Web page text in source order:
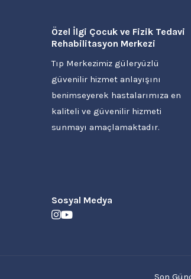
Özel İlgi Çocuk ve Fizik Tedavi
Rehabilitasyon Merkezi
Tıp Merkezimiz güleryüzlü
güvenilir hizmet anlayışını
benimseyerek hastalarımıza en
kaliteli ve güvenilir hizmeti
sunmayı amaçlamaktadır.
Sosyal Medya
Son